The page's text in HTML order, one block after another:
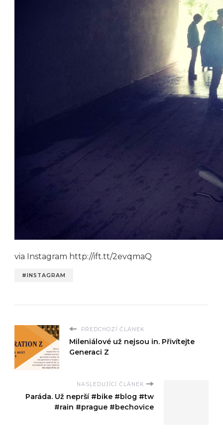
via Instagram http://ift.tt/2evqmaQ
#INSTAGRAM
PŘEDCHOZÍ ČLÁNEK
Mileniálové už nejsou in. Přivítejte
Generaci Z
NASLEDUJÍCÍ ČLÁNEK
Paráda. Už neprší #bike #blog #tw
#rain #prague #bechovice